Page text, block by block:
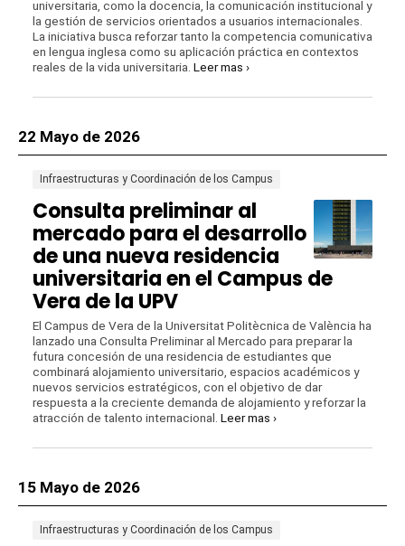
universitaria, como la docencia, la comunicación institucional y
la gestión de servicios orientados a usuarios internacionales.
La iniciativa busca reforzar tanto la competencia comunicativa
en lengua inglesa como su aplicación práctica en contextos
reales de la vida universitaria. Leer mas ›
22 Mayo de 2026
Infraestructuras y Coordinación de los Campus
Consulta preliminar al
mercado para el desarrollo
de una nueva residencia
universitaria en el Campus de
Vera de la UPV
El Campus de Vera de la Universitat Politècnica de València ha
lanzado una Consulta Preliminar al Mercado para preparar la
futura concesión de una residencia de estudiantes que
combinará alojamiento universitario, espacios académicos y
nuevos servicios estratégicos, con el objetivo de dar
respuesta a la creciente demanda de alojamiento y reforzar la
atracción de talento internacional. Leer mas ›
15 Mayo de 2026
Infraestructuras y Coordinación de los Campus